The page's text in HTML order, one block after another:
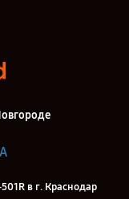
в г. Краснодар